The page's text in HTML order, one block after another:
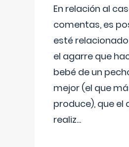
En relación al
comentas, es
esté
el agarre que
bebé de un
mejor (el que
produce), que el
realiz...